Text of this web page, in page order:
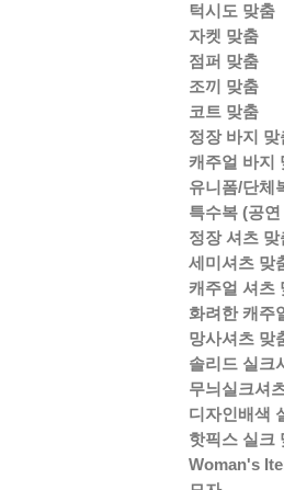
턱시도 맞춤
자켓 맞춤
점퍼 맞춤
조끼 맞춤
코트 맞춤
정장 바지 맞
캐주얼 바지
유니폼/단체
특수복 (공
정장 셔츠 맞
세미셔츠 맞
캐주얼 셔츠
화려한 캐주
망사셔츠 맞
솔리드 실크
무늬실크셔
디자인배색
핫픽스 실크
Woman's